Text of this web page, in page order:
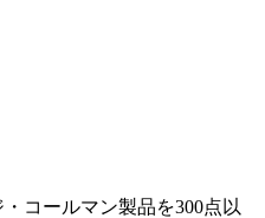
コールマン製品を300点以